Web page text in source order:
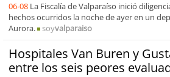
06-08 La Fiscalía de Valparaíso inició
hechos ocurridos la noche de ayer en un
Aurora.
soyvalparaiso
Hospitales Van Buren y
entre los seis peores